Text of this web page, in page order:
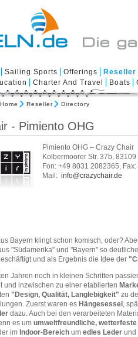
Sailing Sports Offerings Reseller
Charter And Travel Boats
Home Reseller Directory
- Pimiento OHG
Pimiento OHG – Crazy Chair
Kolbermoorer Str. 37b,
Fon: +49 8031 2082365,
Mail: info@crazychair.de
Bayern klingt schon komisch, oder?
"Südamerika" und "Bayern" so
und als Ergebnis die Idee der
Jahren noch in kleinen Schritten
und inzwischen zu einer etablierten
"Design, Qualität, Langlebigkeit" zu
Zuerst waren es Hängesessel ,
dazu. Auch bei den verarbeiteten
es um umweltfreundliche, wetterfeste
im Indoor-Bereich um edles Leder und